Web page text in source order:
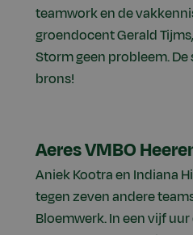
teamwork en de
groendocent Gerald
Storm geen probleem.
brons!
Aeres VMBO
Aniek Kootra en Indiana
tegen zeven andere
Bloemwerk. In een vijf